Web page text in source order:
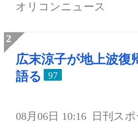
オリコンニュース
広末涼子が地上波復
語る
97
08月06日 10:16 日刊ス